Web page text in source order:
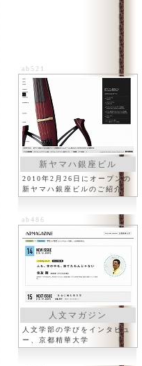
ab521
新ヤマハ銀座ビル
2010年2月26日にオープンの
新ヤマハ銀座ビルのご紹介
ab486
人文マガジン
人文学部の学びをインタビュ
ー、京都精華大学